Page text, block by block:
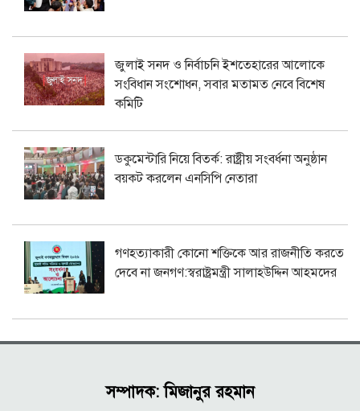
জুলাই সনদ ও নির্বাচনি ইশতেহারের আলোকে
সংবিধান সংশোধন, সবার মতামত নেবে বিশেষ
কমিটি
ডকুমেন্টারি নিয়ে বিতর্ক: রাষ্ট্রীয় সংবর্ধনা অনুষ্ঠান
বয়কট করলেন এনসিপি নেতারা
গণহত্যাকারী কোনো শক্তিকে আর রাজনীতি করতে
দেবে না জনগণ:স্বরাষ্ট্রমন্ত্রী সালাহউদ্দিন আহমদের
সম্পাদক: মিজানুর রহমান